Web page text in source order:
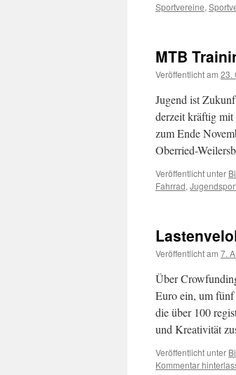
Sportvereine,
MTB
Veröffentlicht am 23.
Jugend ist
derzeit kräftig mit
zum Ende
Oberried-
Veröffentlicht unter
Fahrrad,
Veröffentlicht am 7.
Über
Euro ein, um fünf
die über 100
und Kreativität
Veröffentlicht unter
Kommentar